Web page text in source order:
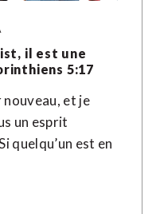
il est une
5:17
et je
un esprit
quelqu’un est en